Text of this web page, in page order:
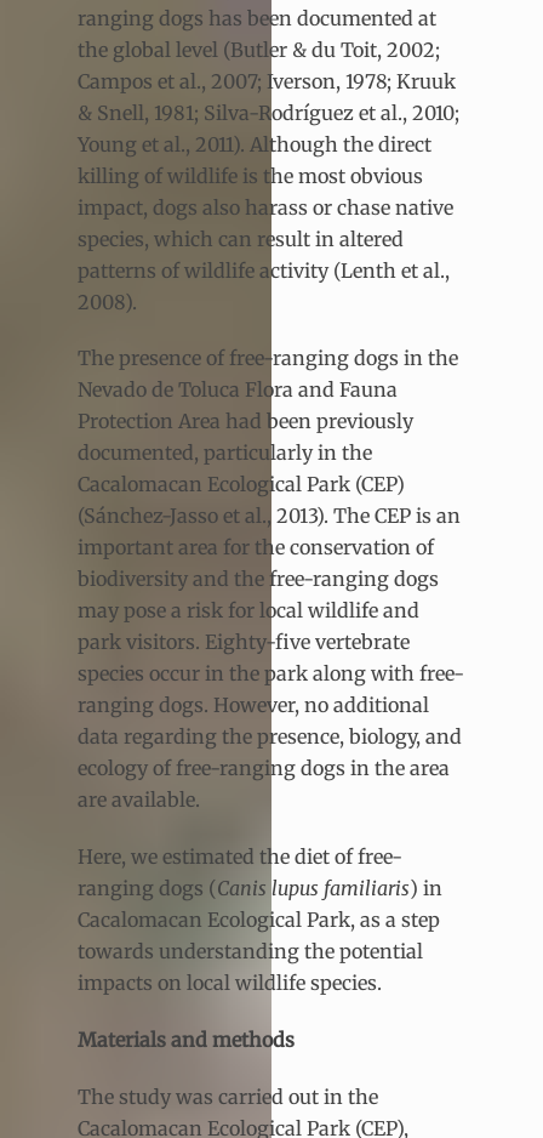
ranging dogs has been documented at
the global level (Butler & du Toit, 2002;
Campos et al., 2007; Iverson, 1978; Kruuk
& Snell, 1981; Silva-Rodríguez et al., 2010;
Young et al., 2011). Although the direct
killing of wildlife is the most obvious
impact, dogs also harass or chase native
species, which can result in altered
patterns of wildlife activity (Lenth et al.,
2008).
The presence of free-ranging dogs in the
Nevado de Toluca Flora and Fauna
Protection Area had been previously
documented, particularly in the
Cacalomacan Ecological Park (CEP)
(Sánchez-Jasso et al., 2013). The CEP is an
important area for the conservation of
biodiversity and the free-ranging dogs
may pose a risk for local wildlife and
park visitors. Eighty-five vertebrate
species occur in the park along with free-
ranging dogs. However, no additional
data regarding the presence, biology, and
ecology of free-ranging dogs in the area
are available.
Here, we estimated the diet of free-
ranging dogs (Canis lupus familiaris) in
Cacalomacan Ecological Park, as a step
towards understanding the potential
impacts on local wildlife species.
Materials and methods
The study was carried out in the
Cacalomacan Ecological Park (CEP),